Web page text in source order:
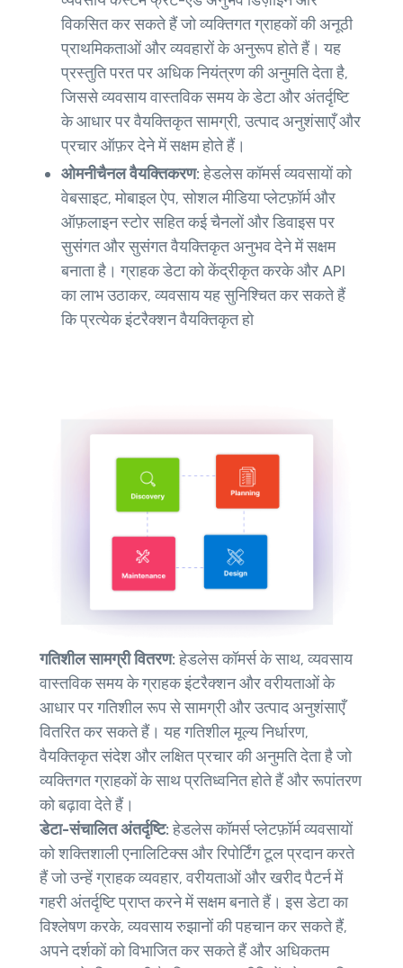
विकसित कर सकते हैं जो व्यक्तिगत ग्राहकों की अनूठी
प्राथमिकताओं और व्यवहारों के अनुरूप होते हैं। यह
प्रस्तुति परत पर अधिक नियंत्रण की अनुमति देता है,
जिससे व्यवसाय वास्तविक समय के डेटा और अंतर्दृष्टि
के आधार पर वैयक्तिकृत सामग्री, उत्पाद अनुशंसाएँ और
प्रचार ऑफ़र देने में सक्षम होते हैं।
ओमनीचैनल वैयक्तिकरण:हेडलेस कॉमर्स व्यवसायों को
वेबसाइट, मोबाइल ऐप, सोशल मीडिया प्लेटफ़ॉर्म और
ऑफ़लाइन स्टोर सहित कई चैनलों और डिवाइस पर
सुसंगत और सुसंगत वैयक्तिकृत अनुभव देने में सक्षम
बनाता है। ग्राहक डेटा को केंद्रीकृत करके और API
का लाभ उठाकर, व्यवसाय यह सुनिश्चित कर सकते हैं
कि प्रत्येक इंटरैक्शन वैयक्तिकृत हो
गतिशील सामग्री वितरण:हेडलेस कॉमर्स के साथ, व्यवसाय
वास्तविक समय के ग्राहक इंटरैक्शन और वरीयताओं के
आधार पर गतिशील रूप से सामग्री और उत्पाद अनुशंसाएँ
वितरित कर सकते हैं। यह गतिशील मूल्य निर्धारण,
वैयक्तिकृत संदेश और लक्षित प्रचार की अनुमति देता है जो
व्यक्तिगत ग्राहकों के साथ प्रतिध्वनित होते हैं और रूपांतरण
को बढ़ावा देते हैं।
डेटा-संचालित अंतर्दृष्टि:हेडलेस कॉमर्स प्लेटफ़ॉर्म व्यवसायों
को शक्तिशाली एनालिटिक्स और रिपोर्टिंग टूल प्रदान करते
हैं जो उन्हें ग्राहक व्यवहार, वरीयताओं और खरीद पैटर्न में
गहरी अंतर्दृष्टि प्राप्त करने में सक्षम बनाते हैं। इस डेटा का
विश्लेषण करके, व्यवसाय रुझानों की पहचान कर सकते हैं,
अपने दर्शकों को विभाजित कर सकते हैं और अधिकतम